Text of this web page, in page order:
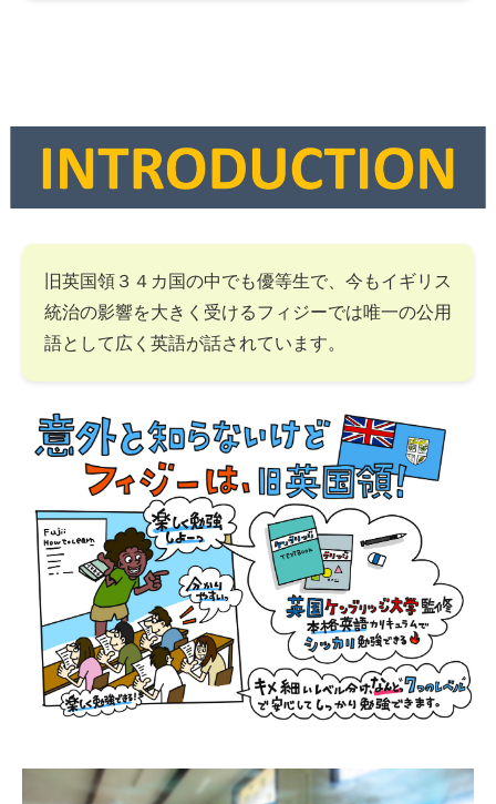
旧英国領３４カ国の中でも優等生で、今もイギリス
統治の影響を大きく受けるフィジーでは唯一の公用
語として広く英語が話されています。